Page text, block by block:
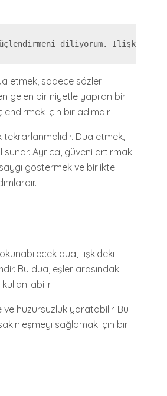
etmek, sadece sözleri
gelen bir niyetle yapılan bir
için bir adımdır.
Dua etmek,
Ayrıca, güveni artırmak
göstermek ve birlikte
dua, ilişkideki
Bu dua, eşler arasındaki
huzursuzluk yaratabilir. Bu
sağlamak için bir